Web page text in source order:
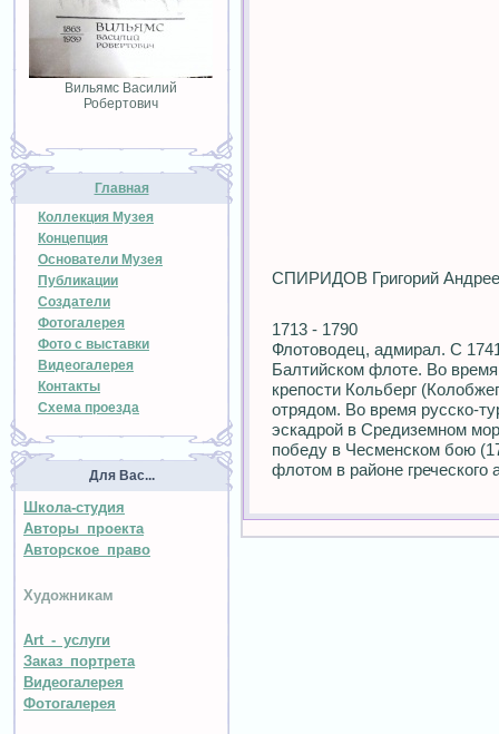
Вильямс Василий
Робертович
Главная
Коллекция Музея
Концепция
Основатели Музея
Публикации
Создатели
Фотогалерея
Фото с выставки
Видеогалерея
Контакты
Схема проезда
Для Вас...
Школа-студия
Авторы проекта
Авторское право
Художникам
Art - услуги
Заказ портрета
Видеогалерея
Фотогалерея
СПИРИДОВ Григорий
1713 - 1790
Флотоводец, адмирал. С
Балтийском флоте. Во
крепости Кольберг
отрядом. Во время русско-
эскадрой в Средиземном
победу в Чесменском бою
флотом в районе греческого